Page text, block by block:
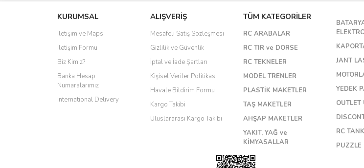
Yorum Yaz
KURUMSAL
İletişim ve Maps
İletişim Formu
Biz Kimiz?
Banka Hesap
Numaralarımız
International Delivery
ALIŞVERİŞ
Mesafeli Satış Sözleşmesi
Gizlilik ve Güvenlik
İptal ve İade Şartları
Kişisel Veriler Politikası
Havale Bildirim Formu
Kargo Takibi
Uluslararası Kargo Takibi
TÜM KATEGORİLER
RC ARABALAR
RC TIR ve DORSE
RC TEKNELER
MODEL TRENLER
PLASTİK MAKETLER
TAŞ MAKETLER
AHŞAP MAKETLER
YAKIT, YAĞ ve
KİMYASALLAR
JANT
YEDEK
OUTLET
RC
PUZZLE